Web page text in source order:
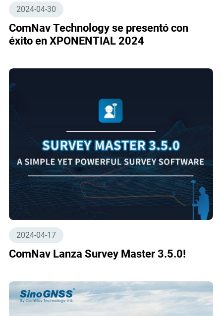
2024-04-30
ComNav Technology se presentó con
éxito en XPONENTIAL 2024
2024-04-17
ComNav Lanza Survey Master 3.5.0!